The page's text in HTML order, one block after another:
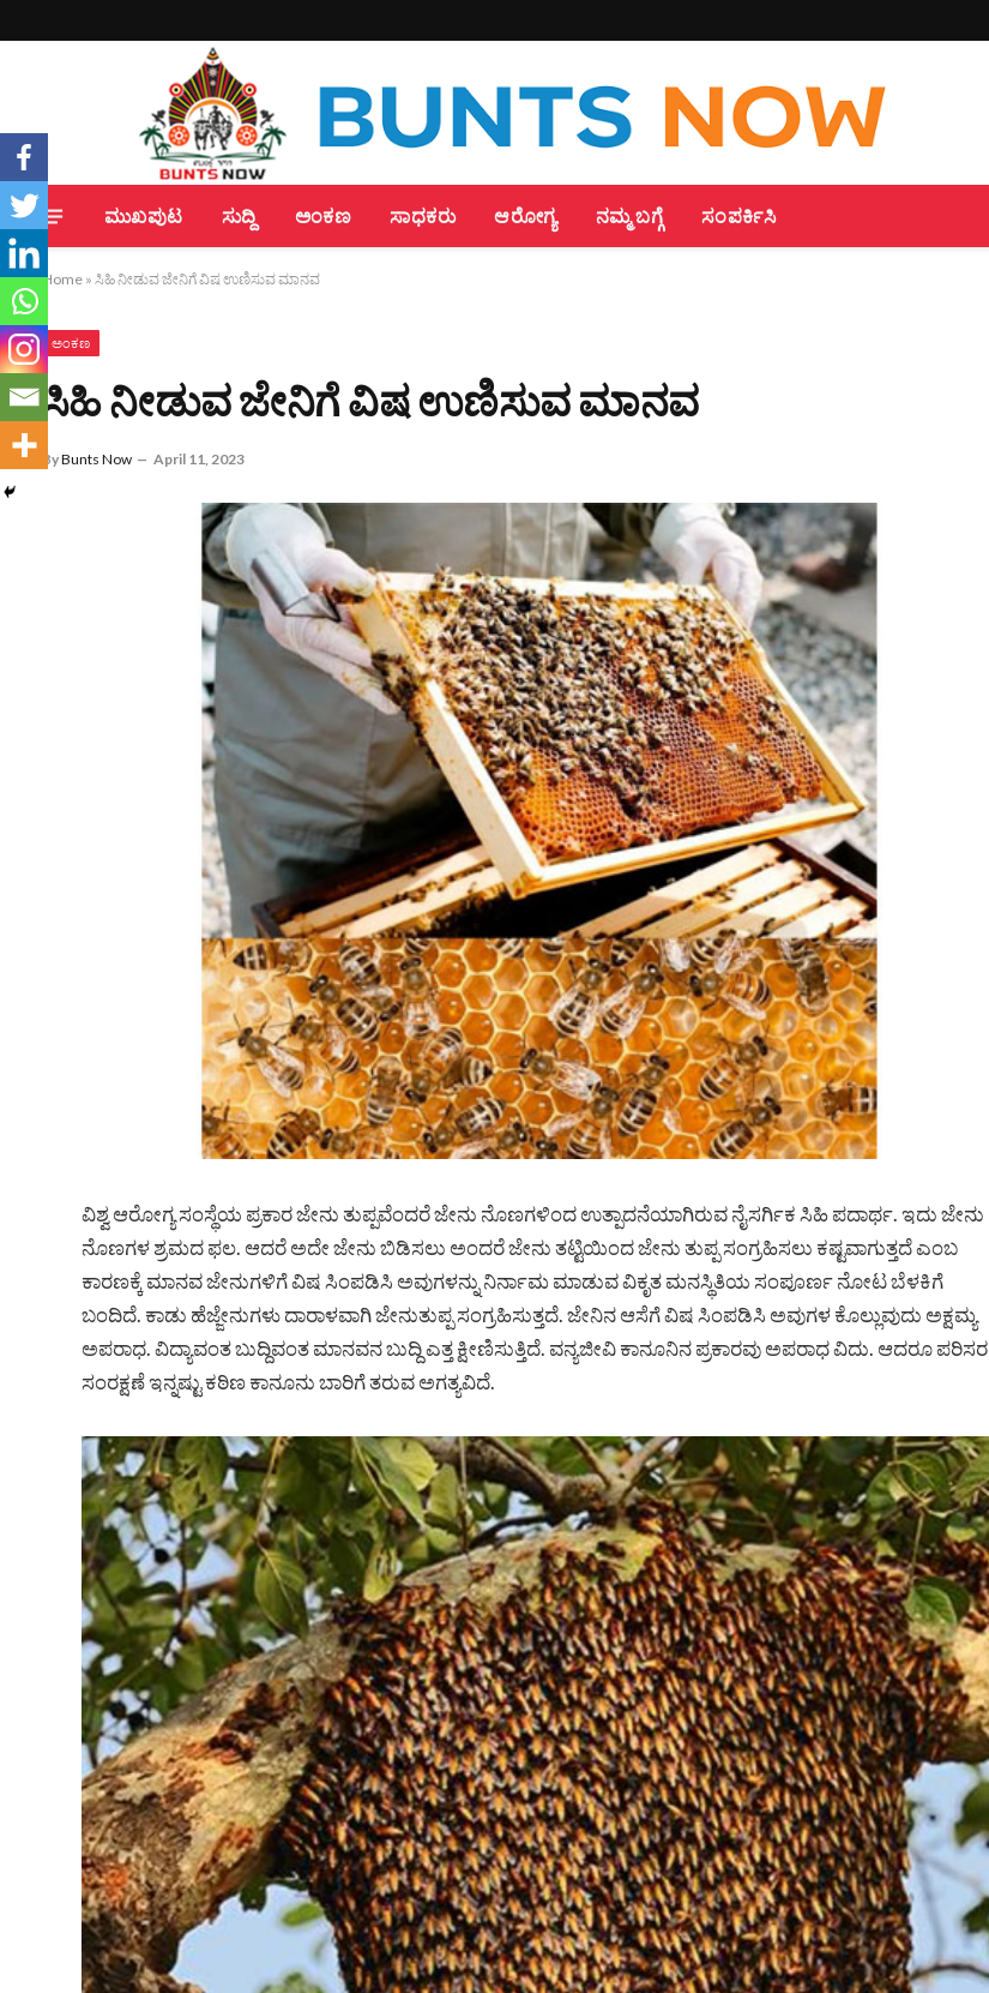
ಮುಖಪುಟ ಸುದ್ದಿ ಅಂಕಣ ಸಾಧಕರು ಆರೋಗ್ಯ ನಮ್ಮ ಬಗ್ಗೆ ಸಂಪರ್ಕಿಸಿ
Home » ಸಿಹಿ ನೀಡುವ ಜೇನಿಗೆ ವಿಷ ಉಣಿಸುವ ಮಾನವ
ಅಂಕಣ
ಸಿಹಿ ನೀಡುವ ಜೇನಿಗೆ ವಿಷ ಉಣಿಸುವ ಮಾನವ
ByBunts Now April 11, 2023
ವಿಶ್ವ ಆರೋಗ್ಯ ಸಂಸ್ಥೆಯ ಪ್ರಕಾರ ಜೇನು ತುಪ್ಪವೆಂದರೆ ಜೇನು ನೊಣಗಳಿಂದ ಉತ್ಪಾದನೆಯಾಗಿರುವ ನೈಸರ್ಗಿಕ ಸಿಹಿ ಪದಾರ್ಥ. ಇದು ಜೇನು
ನೊಣಗಳ ಶ್ರಮದ ಫಲ. ಆದರೆ ಅದೇ ಜೇನು ಬಿಡಿಸಲು ಅಂದರೆ ಜೇನು ತಟ್ಟಿಯಿಂದ ಜೇನು ತುಪ್ಪ ಸಂಗ್ರಹಿಸಲು ಕಷ್ಟವಾಗುತ್ತದೆ ಎಂಬ
ಕಾರಣಕ್ಕೆ ಮಾನವ ಜೇನುಗಳಿಗೆ ವಿಷ ಸಿಂಪಡಿಸಿ ಅವುಗಳನ್ನು ನಿರ್ನಾಮ ಮಾಡುವ ವಿಕೃತ ಮನಸ್ಥಿತಿಯ ಸಂಪೂರ್ಣ ‌ನೋಟ ಬೆಳಕಿಗೆ
ಬಂದಿದೆ. ಕಾಡು ಹೆಜ್ಜೇನುಗಳು ದಾರಾಳವಾಗಿ ಜೇನುತುಪ್ಪ ಸಂಗ್ರಹಿಸುತ್ತದೆ. ಜೇನಿನ ಆಸೆಗೆ ವಿಷ ಸಿಂಪಡಿಸಿ ಅವುಗಳ ಕೊಲ್ಲುವುದು ಅಕ್ಷಮ್ಯ
ಅಪರಾಧ. ವಿದ್ಯಾವಂತ ಬುದ್ದಿವಂತ ಮಾನವನ ಬುದ್ದಿ ಎತ್ತ ಕ್ಷೀಣಿಸುತ್ತಿದೆ. ವನ್ಯಜೀವಿ ಕಾನೂನಿನ ಪ್ರಕಾರವು ಅಪರಾಧ ವಿದು. ಆದರೂ ಪರಿಸರ
ಸಂರಕ್ಷಣೆ ಇನ್ನಷ್ಟು ಕಠಿಣ ಕಾನೂನು ಬಾರಿಗೆ ತರುವ ಅಗತ್ಯವಿದೆ.